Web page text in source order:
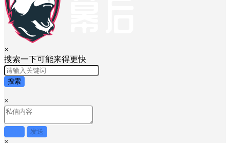
×
搜索一下可能来得更快
搜索
×
发送